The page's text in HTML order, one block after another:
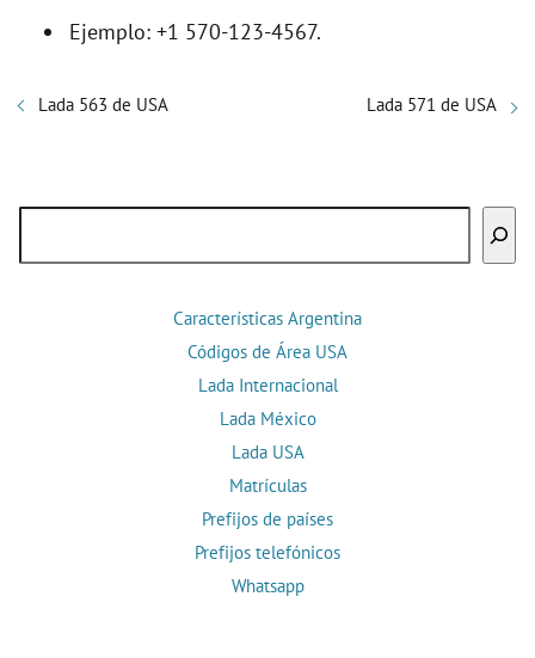
Ejemplo: +1 570-123-4567.
Lada 563 de USA Lada 571 de USA
Características Argentina
Códigos de Área USA
Lada Internacional
Lada México
Lada USA
Matrículas
Prefijos de países
Prefijos telefónicos
Whatsapp